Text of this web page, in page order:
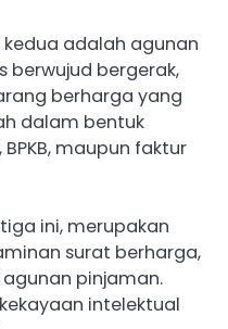
kedua adalah agunan
berwujud bergerak,
berharga yang
dalam bentuk
maupun faktur
ini, merupakan
surat berharga,
pinjaman.
intelektual